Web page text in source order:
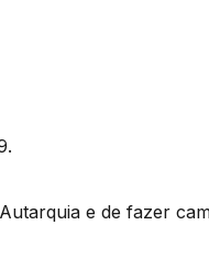
e de fazer